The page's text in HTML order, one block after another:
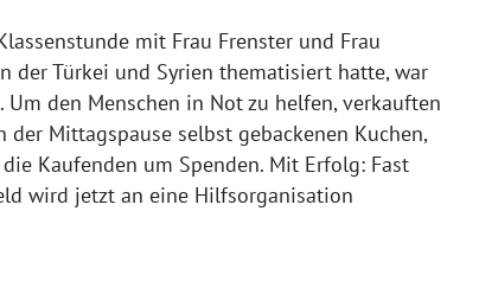
mit Frau Frenster und Frau
der Türkei und Syrien thematisiert hatte, war
den Menschen in Not zu helfen, verkauften
Mittagspause selbst gebackenen Kuchen,
Kaufenden um Spenden. Mit Erfolg: Fast
wird jetzt an eine Hilfsorganisation